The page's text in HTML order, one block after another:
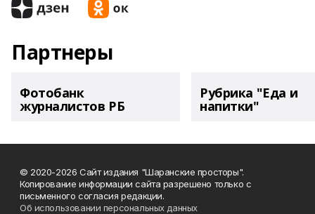
Партнеры
Фотобанк
журналистов РБ
Рубрика "Еда и
напитки"
© 2020-2026 Сайт издания "Шаранские просторы".
Копирование информации сайта разрешено только с
письменного согласия редакции.
Об использовании персональных данных